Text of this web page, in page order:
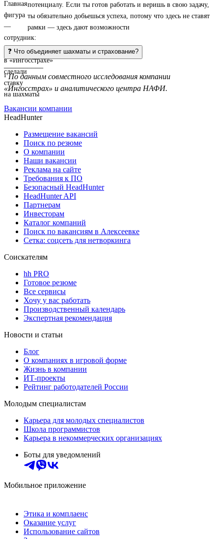
потенциалу. Если ты готов работать и веришь в свою задачу,
ты обязательно добьешься успеха, потому что здесь не ставят
рамки — здесь дают возможности
❓ Что объединяет шахматы и страхование?
__________
¹По данным совместного исследования компании
«Ингосстрах» и аналитического центра НАФИ.
Вакансии компании
HeadHunter
Размещение вакансий
Поиск по резюме
О компании
Наши вакансии
Реклама на сайте
Требования к ПО
Безопасный HeadHunter
HeadHunter API
Партнерам
Инвесторам
Каталог компаний
Поиск по вакансиям в Алексеевке
Сетка: соцсеть для нетворкинга
Соискателям
hh PRO
Готовое резюме
Все сервисы
Хочу у вас работать
Производственный календарь
Экспертная рекомендация
Новости и статьи
Блог
О компаниях в игровой форме
Жизнь в компании
ИТ-проекты
Рейтинг работодателей России
Молодым специалистам
Карьера для молодых специалистов
Школа программистов
Карьера в некоммерческих организациях
Боты для уведомлений
Мобильное приложение
Этика и комплаенс
Оказание услуг
Использование сайтов